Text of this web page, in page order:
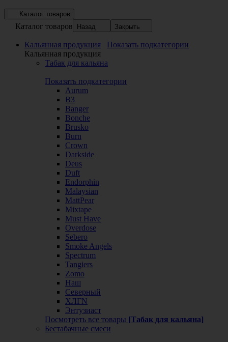
Каталог товаров
Каталог товаров Назад Закрыть
Кальянная продукция
Показать подкатегории
Кальянная продукция
Табак для кальяна
Показать подкатегории
Aurum
B3
Banger
Bonche
Brusko
Burn
Crown
Darkside
Deus
Duft
Endorphin
Malaysian
MattPear
Mixtape
Must Have
Overdose
Sebero
Smoke Angels
Spectrum
Tangiers
Zomo
Наш
Северный
ХЛГN
Энтузиаст
Посмотреть все товары [Табак для кальяна]
Бестабачные смеси